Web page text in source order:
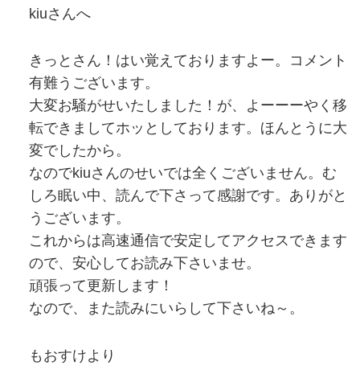
kiuさんへ
きっとさん！はい覚えておりますよー。コメント
有難うございます。
大変お騒がせいたしました！が、よーーーやく移
転できましてホッとしております。ほんとうに大
変でしたから。
なのでkiuさんのせいでは全くございません。む
しろ眠い中、読んで下さって感謝です。ありがと
うございます。
これからは高速通信で安定してアクセスできます
ので、安心してお読み下さいませ。
頑張って更新します！
なので、また読みにいらして下さいね～。
もおすけより